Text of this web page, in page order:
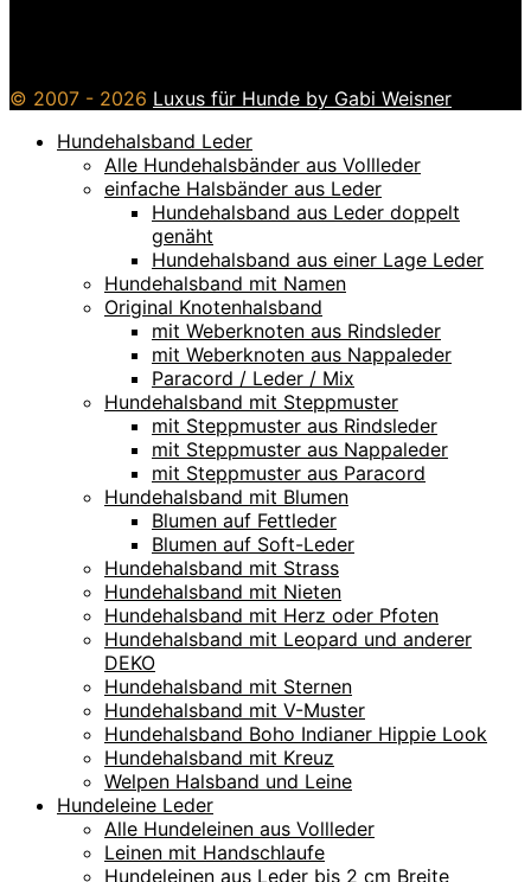
© 2007 - 2026 Luxus für Hunde by Gabi Weisner
Hundehalsband Leder
Alle Hundehalsbänder aus Vollleder
einfache Halsbänder aus Leder
Hundehalsband aus Leder doppelt
genäht
Hundehalsband aus einer Lage Leder
Hundehalsband mit Namen
Original Knotenhalsband
mit Weberknoten aus Rindsleder
mit Weberknoten aus Nappaleder
Paracord / Leder / Mix
Hundehalsband mit Steppmuster
mit Steppmuster aus Rindsleder
mit Steppmuster aus Nappaleder
mit Steppmuster aus Paracord
Hundehalsband mit Blumen
Blumen auf Fettleder
Blumen auf Soft-Leder
Hundehalsband mit Strass
Hundehalsband mit Nieten
Hundehalsband mit Herz oder Pfoten
Hundehalsband mit Leopard und anderer
DEKO
Hundehalsband mit Sternen
Hundehalsband mit V-Muster
Hundehalsband Boho Indianer Hippie Look
Hundehalsband mit Kreuz
Welpen Halsband und Leine
Hundeleine Leder
Alle Hundeleinen aus Vollleder
Leinen mit Handschlaufe
Hundeleinen aus Leder bis 2 cm Breite